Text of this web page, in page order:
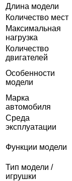
Длина модели
Количество мест
Максимальная
нагрузка
Количество
двигателей
Особенности
модели
Марка
автомобиля
Среда
эксплуатации
Функции модели
Тип модели /
игрушки